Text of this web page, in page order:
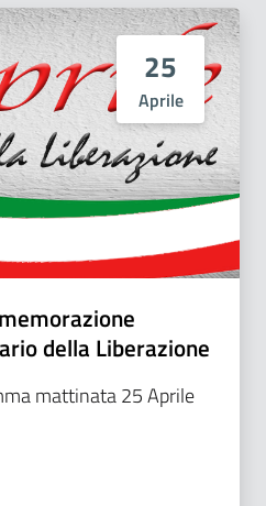
25
Aprile
della Liberazione
mattinata 25 Aprile